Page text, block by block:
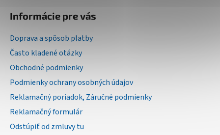
Informácie pre vás
Doprava a spôsob platby
Často kladené otázky
Obchodné podmienky
Podmienky ochrany osobných údajov
Reklamačný poriadok, Záručné podmienky
Reklamačný formulár
Odstúpiť od zmluvy tu